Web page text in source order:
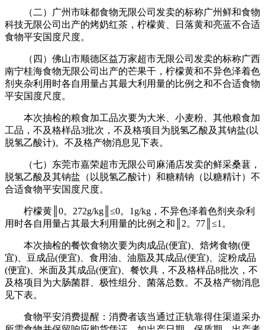
（二）广州市味都食物无限公司发卖的标称广州鲜和食物
科技无限公司出产的烤奶红茶，柠檬黄、日落黄和亮蓝不合适
食物平安国度尺度。
（四）佛山市顺德区益万家超市无限公司发卖的标称广西
南宁桂海食物无限公司出产的芒果干，柠檬黄和不异色泽着色
剂夹杂利用时各自用量占其最大利用量的比例之和不合适食物
平安国度尺度。
本次抽检的粮食加工品次要为大米、小麦粉、其他粮食加
工品，不及格样品3批次，不及格项目为脱氢乙酸及其钠盐(以
脱氢乙酸计)。不及格产物消息见下表。
（七）东莞市嘉荣超市无限公司麻涌店发卖的鲜采桑葚，
脱氢乙酸及其钠盐（以脱氢乙酸计）和糖精钠（以糖精计）不
合适食物平安国度尺度。
柠檬黄║0。272g/kg║≤0。1g/kg，不异色泽着色剂夹杂利
用时各自用量占其最大利用量的比例之和║2。77║≤1。
本次抽检的餐饮食物次要为肉成品(便宜)、焙烤食物(便
宜)、豆成品(便宜)、食用油、油脂及其成品(便宜)、淀粉成品
(便宜)、米面及其成品(便宜)、餐饮具，不及格样品8批次，不
及格项目为大肠菌群、极性组分、菌落总数。不及格产物消息
见下表。
食物平安消费提醒：消费者该当通过正轨靠得住渠道采办